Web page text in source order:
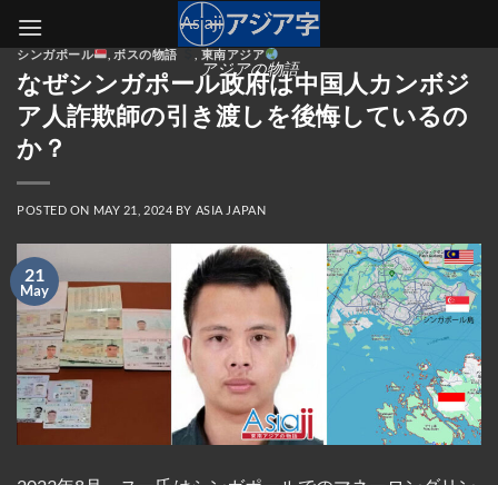
content
アジアの物語
シンガポール ボスの物語 東南アジア
なぜシンガポール政府は中国人カンボジ
ア人詐欺師の引き渡しを後悔しているの
か？
POSTED ON MAY 21, 2024 BY ASIA JAPAN
21
May